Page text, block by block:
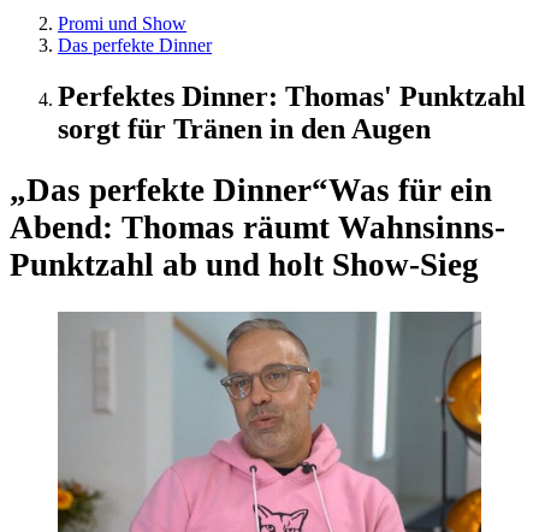
Promi und Show
Das perfekte Dinner
Perfektes Dinner: Thomas' Punktzahl
sorgt für Tränen in den Augen
„Das perfekte Dinner“Was für ein
Abend: Thomas räumt Wahnsinns-
Punktzahl ab und holt Show-Sieg